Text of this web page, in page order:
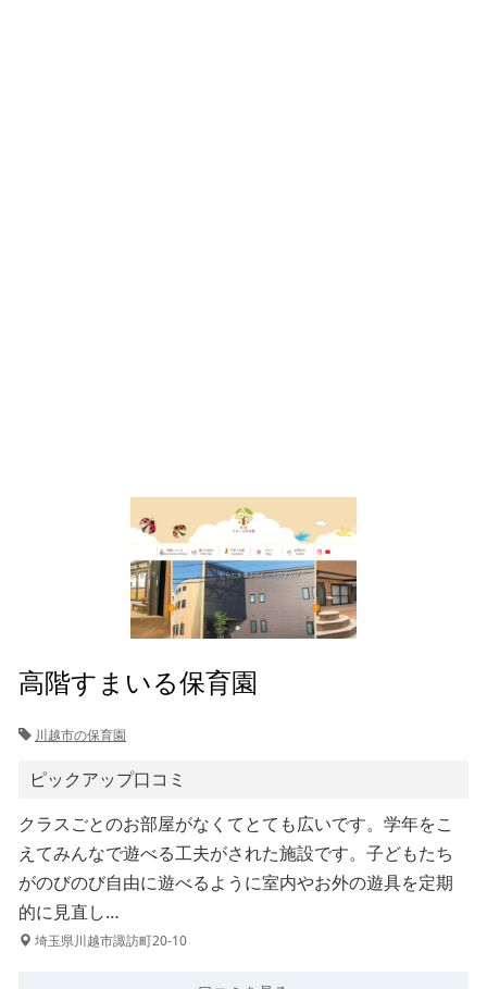
⾼階すまいる保育園
川越市の保育園
ピックアップ口コミ
クラスごとのお部屋がなくてとても広いです。学年をこ
えてみんなで遊べる工夫がされた施設です。子どもたち
がのびのび自由に遊べるように室内やお外の遊具を定期
的に見直し…
埼玉県川越市諏訪町20-10